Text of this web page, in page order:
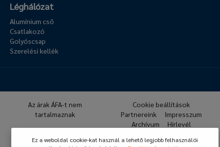
Léghálózat
Alumínium cső
Csatlakozó
Golyóscsap
Szerelési kellék
Az árak ÁFA-t nem
tartalmaznak
Cookie beállítások
Partnereink
Impresszum
Archívum
Hírlevél
Ez a weboldal cookie-kat használ a lehető legjobb felhasználói